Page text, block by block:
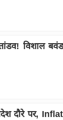
विशाल
दौरे पर,